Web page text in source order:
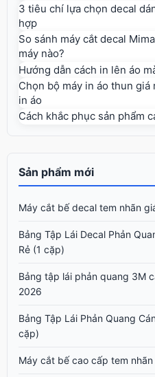
3 tiêu chí lựa chọn decal
hợp
So sánh máy cắt decal
máy nào?
Hướng dẫn cách in lên áo
Chọn bộ máy in áo thun
in áo
Cách khắc phục sản phẩm
Sản phẩm mới
Máy cắt bế decal tem nhãn
Bảng Tập Lái Decal Phản
Rẻ (1 cặp)
Bảng tập lái phản quang 3M
2026
Bảng Tập Lái Phản Quang
cặp)
Máy cắt bế cao cấp tem